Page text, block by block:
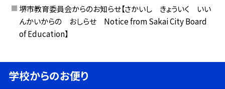
堺市教育委員会からのお知らせ【さかいし きょういく いい
んかいからの おしらせ Notice from Sakai City Board
of Education】
学校からのお便り